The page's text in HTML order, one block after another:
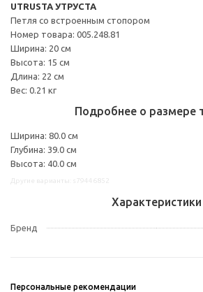
UTRUSTA УТРУСТА
Петля со встроенным стопором
Номер товара: 005.248.81
Ширина: 20 см
Высота: 15 см
Длина: 22 см
Вес: 0.21 кг
Подробнее о размере
Ширина: 80.0 см
Глубина: 39.0 см
Высота: 40.0 см
Характеристики
Бренд
Персональные рекомендации